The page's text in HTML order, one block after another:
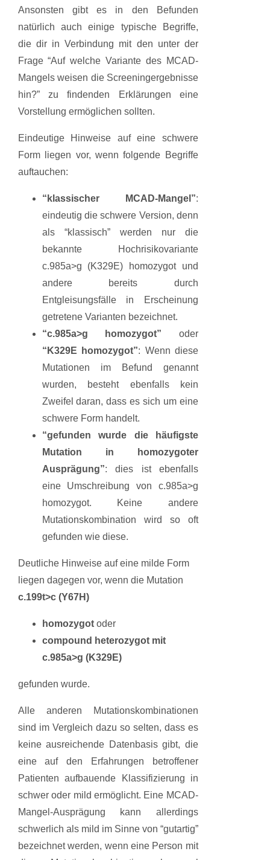
Ansonsten gibt es in den Befunden
natürlich auch einige typische Begriffe,
die dir in Verbindung mit den unter der
Frage “Auf welche Variante des MCAD-
Mangels weisen die Screeningergebnisse
hin?” zu findenden Erklärungen eine
Vorstellung ermöglichen sollten.
Eindeutige Hinweise auf eine schwere
Form liegen vor, wenn folgende Begriffe
auftauchen:
“klassischer MCAD-Mangel”:
eindeutig die schwere Version, denn
als “klassisch” werden nur die
bekannte Hochrisikovariante
c.985a>g (K329E) homozygot und
andere bereits durch
Entgleisungsfälle in Erscheinung
getretene Varianten bezeichnet.
“c.985a>g homozygot” oder
“K329E homozygot”: Wenn diese
Mutationen im Befund genannt
wurden, besteht ebenfalls kein
Zweifel daran, dass es sich um eine
schwere Form handelt.
“gefunden wurde die häufigste
Mutation in homozygoter
Ausprägung”: dies ist ebenfalls
eine Umschreibung von c.985a>g
homozygot. Keine andere
Mutationskombination wird so oft
gefunden wie diese.
Deutliche Hinweise auf eine milde Form
liegen dagegen vor, wenn die Mutation
c.199t>c (Y67H)
homozygotoder
compound heterozygot mit
c.985a>g (K329E)
gefunden wurde.
Alle anderen Mutationskombinationen
sind im Vergleich dazu so selten, dass es
keine ausreichende Datenbasis gibt, die
eine auf den Erfahrungen betroffener
Patienten aufbauende Klassifizierung in
schwer oder mild ermöglicht. Eine MCAD-
Mangel-Ausprägung kann allerdings
schwerlich als mild im Sinne von “gutartig”
bezeichnet werden, wenn eine Person mit